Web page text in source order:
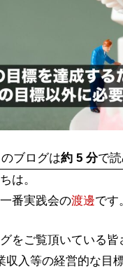
のブログは約 5 分で
は。
番実践会の渡邊です
をご覧頂いている皆
収入等の経営的な目